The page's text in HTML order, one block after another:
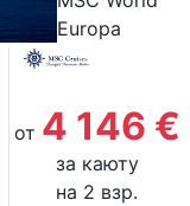
Europa
от 4 146 €
за каюту
на 2 взр.